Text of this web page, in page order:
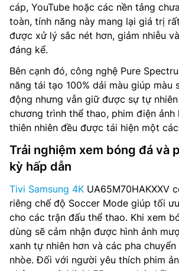
cáp, YouTube hoặc các nền tảng
toàn, tính năng này mang lại giá trị
được xử lý sắc nét hơn, giảm nhiễu
đáng kể.
Bên cạnh đó, công nghệ Pure
năng tái tạo 100% dải màu giúp màu
động nhưng vẫn giữ được sự tự
chương trình thể thao, phim điện ảnh
thiên nhiên đều được tái hiện một
Trải nghiệm xem bóng đá và
kỳ hấp dẫn
Tivi Samsung 4K UA65M70HAKXXV
riêng chế độ Soccer Mode giúp tối
cho các trận đấu thể thao. Khi xem
dùng sẽ cảm nhận được hình ảnh
xanh tự nhiên hơn và các pha
nhòe. Đối với người yêu thích phim